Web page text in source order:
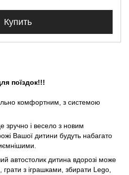
Купить
поїздок!!!
комфортним, з системою
зручно і весело з новим
Вашої дитини будуть набагато
автостолик дитина вдорозі може
грати з іграшками, збирати Lego,